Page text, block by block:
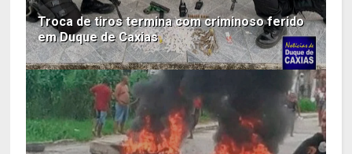
Troca de tiros termina com criminoso ferido
em Duque de Caxias